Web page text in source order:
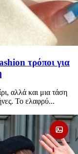
τρόποι για
αλλά και μια τάση
Το ελαφρύ...